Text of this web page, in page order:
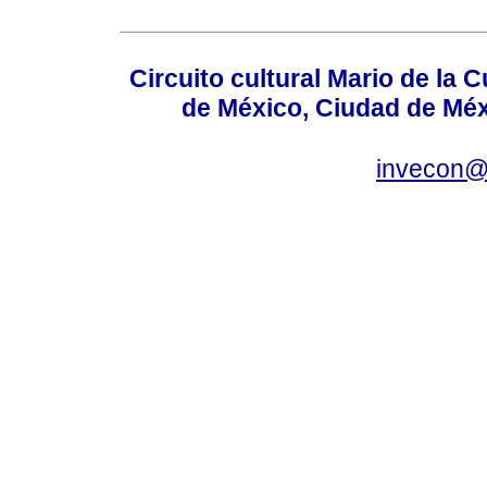
Circuito cultural Mario de la
de México, Ciudad de